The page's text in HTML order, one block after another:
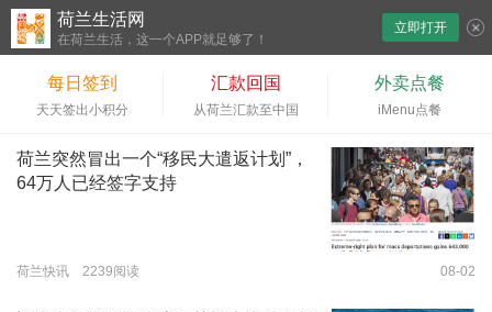
荷兰生活网
在荷兰生活，这一个APP就足够了！
立即打开
每日签到
天天签出小积分
汇款回国
从荷兰汇款至中国
外卖点餐
iMenu点餐
荷兰突然冒出一个“移民大遣返计划”，
64万人已经签字支持
荷兰快讯 2239阅读 08-02